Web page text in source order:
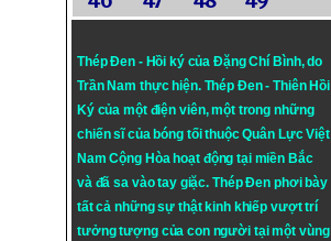
Thép Đen - Hồi ký của Đặng Chí Bình, do
Trần Nam thực hiện. Thép Đen- Thiên Hồi
Ký của một điện viên, một trong những
chiến sĩ của bóng tối thuộc Quân Lực Việt
Nam Cộng Hòa hoạt động tại miền Bắc
và đã sa vào tay giặc. Thép Đen phơi bày
tất cả những sự thật kinh khiếp vượt trí
tưởng tượng của con người tại một vùng